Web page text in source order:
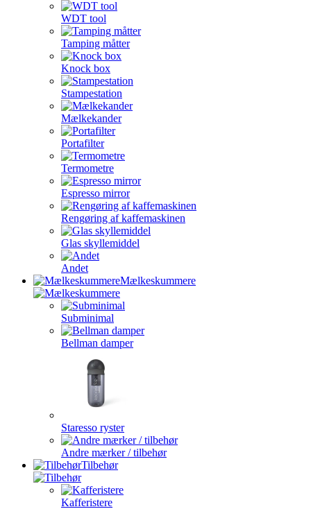
WDT tool
Tamping måtter
Knock box
Stampestation
Mælkekander
Portafilter
Termometre
Espresso mirror
Rengøring af kaffemaskinen
Glas skyllemiddel
Andet
Mælkeskummere
Subminimal
Bellman damper
Staresso ryster
Andre mærker / tilbehør
Tilbehør
Kafferistere